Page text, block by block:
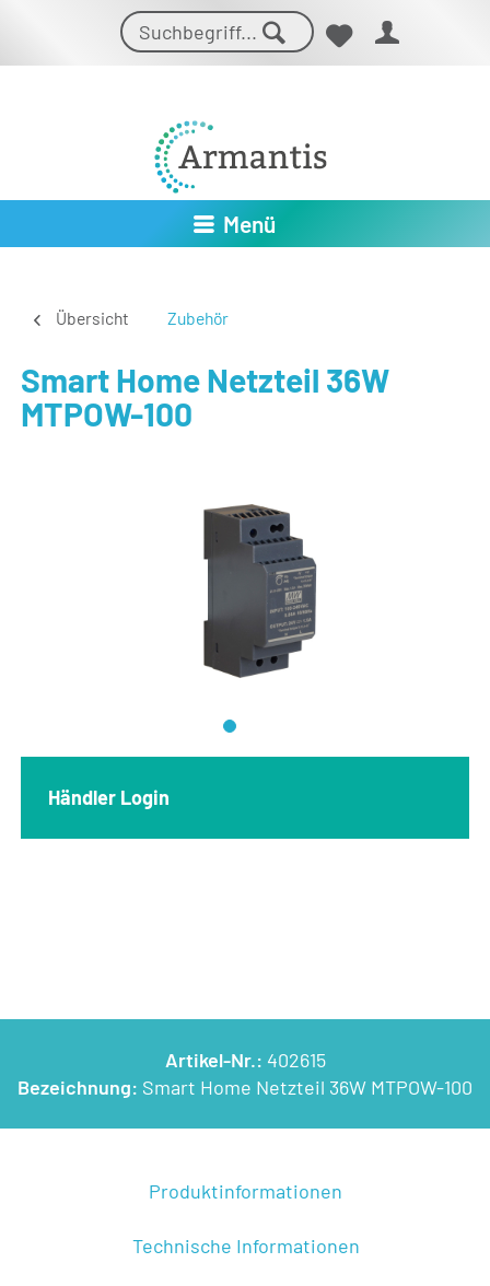
Menü
Übersicht Zubehör
Smart Home Netzteil 36W
MTPOW-100
Händler Login
Artikel-Nr.: 402615
Bezeichnung: Smart Home Netzteil 36W MTPOW-100
Produktinformationen
Technische Informationen